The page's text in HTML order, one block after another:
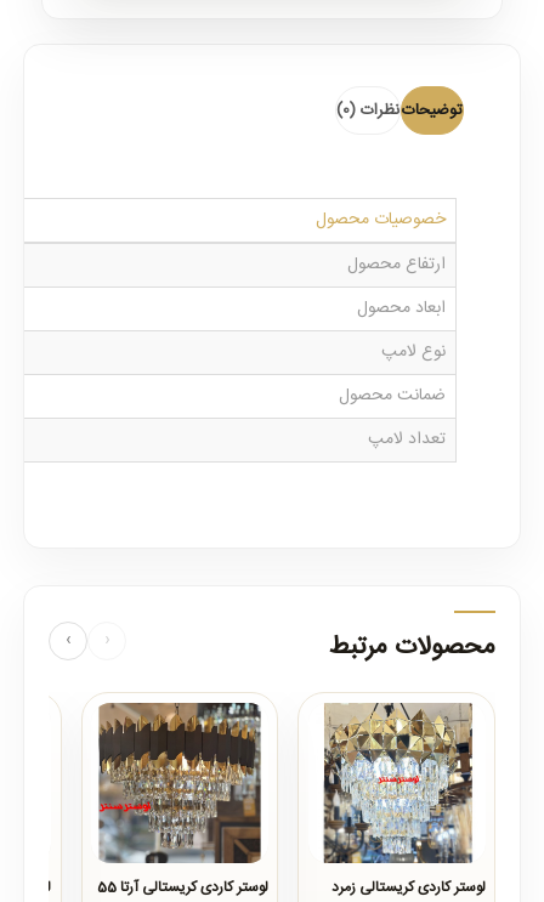
توضیحاتنظرات (0)
خصوصیات محصول
ارتفاع محصول
ابعاد محصول
نوع لامپ
ضمانت محصول
تعداد لامپ
محصولات مرتبط ‹
›
لوستر کاردی کریستالی زمرد
لوستر کاردی کریستالی آرتا 55 لوستر